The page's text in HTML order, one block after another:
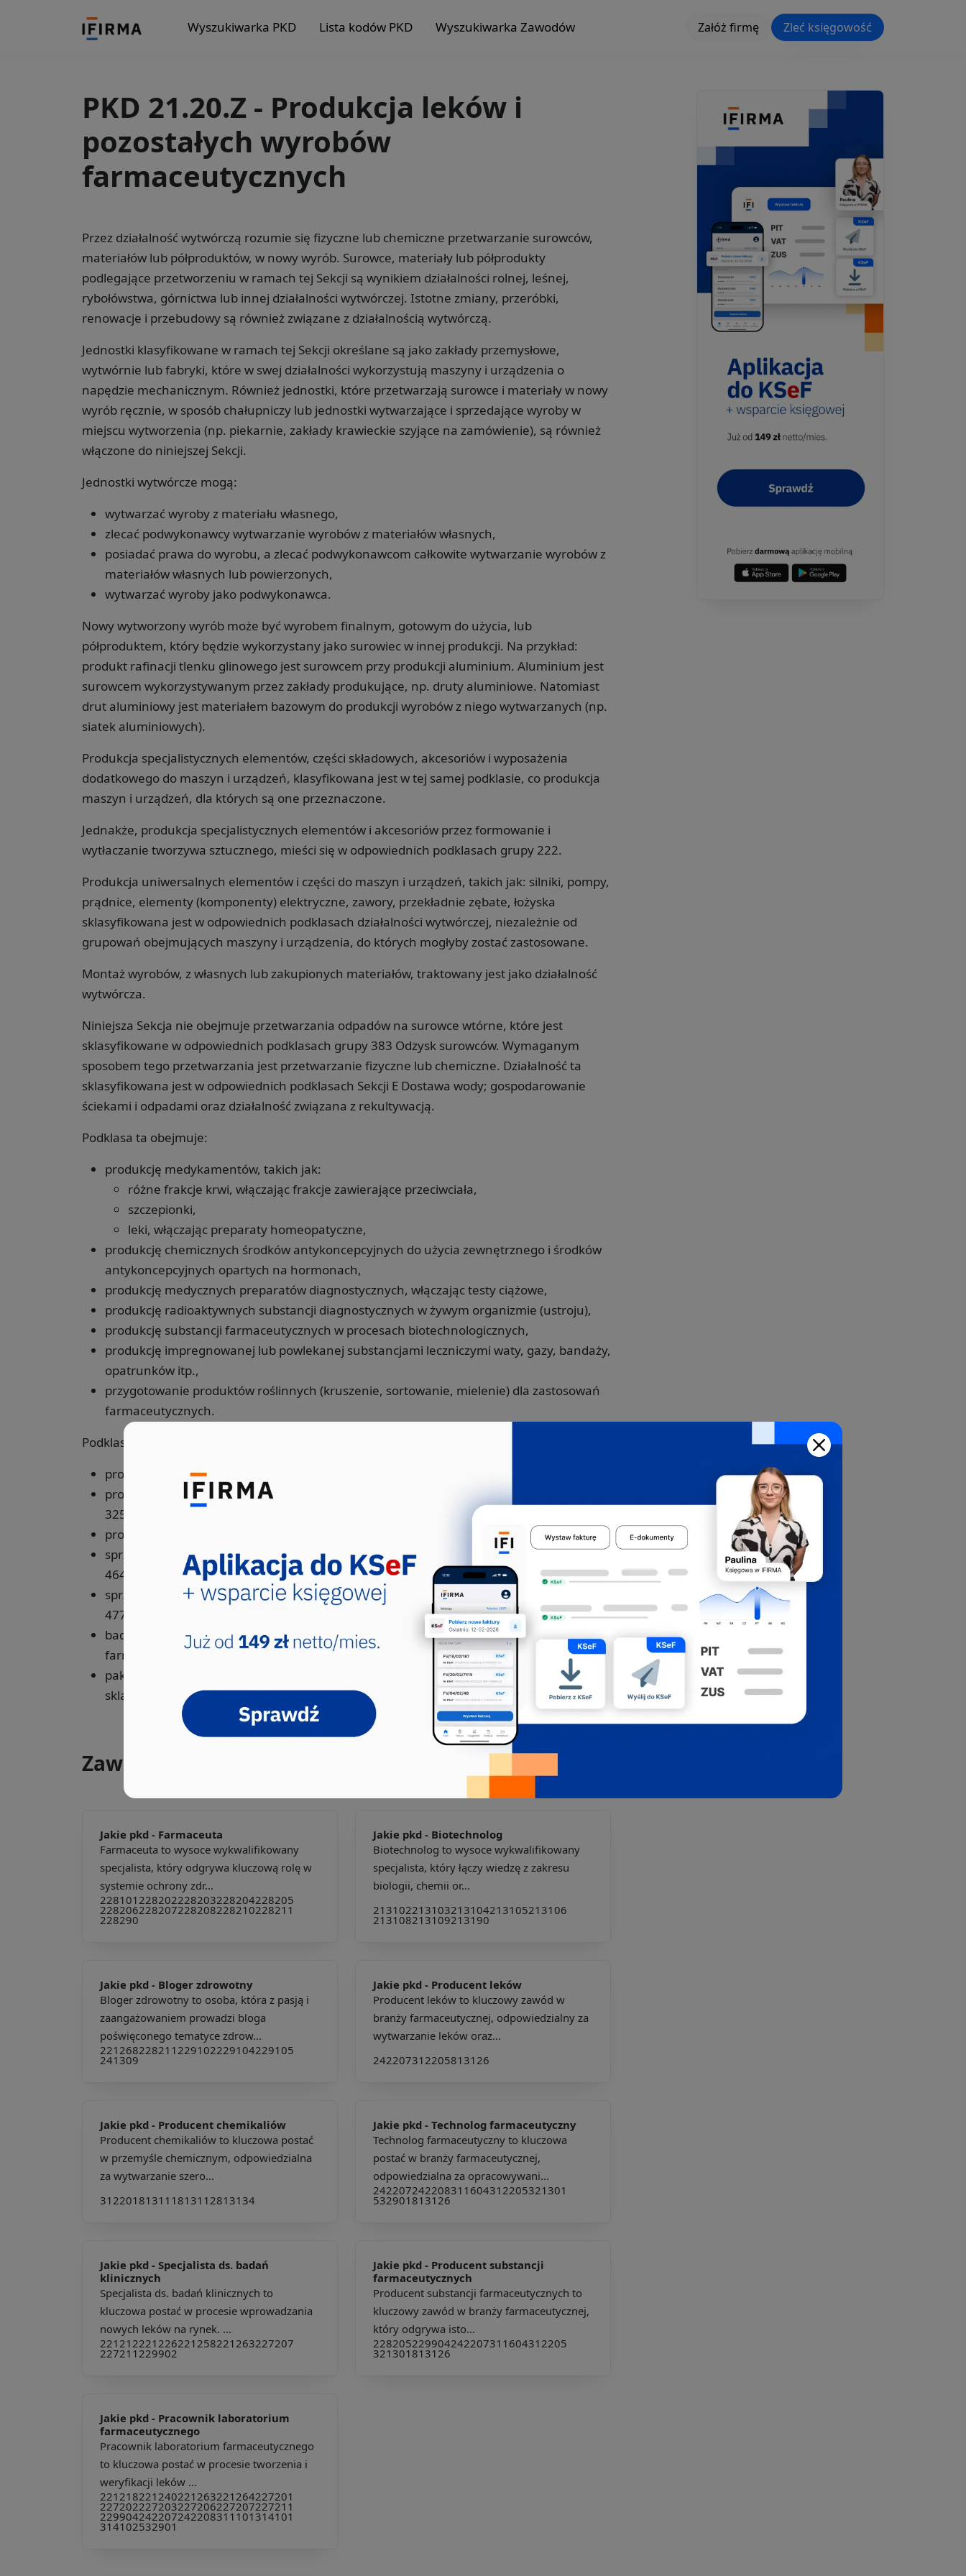
Wyszukiwarka PKD Lista kodów PKD Wyszukiwarka Zawodów Załóż firmę Zleć księgowość
PKD 21.20.Z - Produkcja leków i
pozostałych wyrobów
farmaceutycznych
Przez działalność wytwórczą rozumie się fizyczne lub chemiczne przetwarzanie surowców,
materiałów lub półproduktów, w nowy wyrób. Surowce, materiały lub półprodukty
podlegające przetworzeniu w ramach tej Sekcji są wynikiem działalności rolnej, leśnej,
rybołówstwa, górnictwa lub innej działalności wytwórczej. Istotne zmiany, przeróbki,
renowacje i przebudowy są również związane z działalnością wytwórczą.
Jednostki klasyfikowane w ramach tej Sekcji określane są jako zakłady przemysłowe,
wytwórnie lub fabryki, które w swej działalności wykorzystują maszyny i urządzenia o
napędzie mechanicznym. Również jednostki, które przetwarzają surowce i materiały w nowy
wyrób ręcznie, w sposób chałupniczy lub jednostki wytwarzające i sprzedające wyroby w
miejscu wytworzenia (np. piekarnie, zakłady krawieckie szyjące na zamówienie), są również
włączone do niniejszej Sekcji.
Jednostki wytwórcze mogą:
wytwarzać wyroby z materiału własnego,
zlecać podwykonawcy wytwarzanie wyrobów z materiałów własnych,
posiadać prawa do wyrobu, a zlecać podwykonawcom całkowite wytwarzanie wyrobów z
materiałów własnych lub powierzonych,
wytwarzać wyroby jako podwykonawca.
Nowy wytworzony wyrób może być wyrobem finalnym, gotowym do użycia, lub
półproduktem, który będzie wykorzystany jako surowiec w innej produkcji. Na przykład:
produkt rafinacji tlenku glinowego jest surowcem przy produkcji aluminium. Aluminium jest
surowcem wykorzystywanym przez zakłady produkujące, np. druty aluminiowe. Natomiast
drut aluminiowy jest materiałem bazowym do produkcji wyrobów z niego wytwarzanych (np.
siatek aluminiowych).
Produkcja specjalistycznych elementów, części składowych, akcesoriów i wyposażenia
dodatkowego do maszyn i urządzeń, klasyfikowana jest w tej samej podklasie, co produkcja
maszyn i urządzeń, dla których są one przeznaczone.
Jednakże, produkcja specjalistycznych elementów i akcesoriów przez formowanie i
wytłaczanie tworzywa sztucznego, mieści się w odpowiednich podklasach grupy 222.
Produkcja uniwersalnych elementów i części do maszyn i urządzeń, takich jak: silniki, pompy,
prądnice, elementy (komponenty) elektryczne, zawory, przekładnie zębate, łożyska
sklasyfikowana jest w odpowiednich podklasach działalności wytwórczej, niezależnie od
grupowań obejmujących maszyny i urządzenia, do których mogłyby zostać zastosowane.
Montaż wyrobów, z własnych lub zakupionych materiałów, traktowany jest jako działalność
wytwórcza.
Niniejsza Sekcja nie obejmuje przetwarzania odpadów na surowce wtórne, które jest
sklasyfikowane w odpowiednich podklasach grupy 383 Odzysk surowców. Wymaganym
sposobem tego przetwarzania jest przetwarzanie fizyczne lub chemiczne. Działalność ta
sklasyfikowana jest w odpowiednich podklasach Sekcji E Dostawa wody; gospodarowanie
ściekami i odpadami oraz działalność związana z rekultywacją.
Podklasa ta obejmuje:
produkcję medykamentów, takich jak:
różne frakcje krwi, włączając frakcje zawierające przeciwciała,
szczepionki,
leki, włączając preparaty homeopatyczne,
produkcję chemicznych środków antykoncepcyjnych do użycia zewnętrznego i środków
antykoncepcyjnych opartych na hormonach,
produkcję medycznych preparatów diagnostycznych, włączając testy ciążowe,
produkcję radioaktywnych substancji diagnostycznych w żywym organizmie (ustroju),
produkcję substancji farmaceutycznych w procesach biotechnologicznych,
produkcję impregnowanej lub powlekanej substancjami leczniczymi waty, gazy, bandaży,
opatrunków itp.,
przygotowanie produktów roślinnych (kruszenie, sortowanie, mielenie) dla zastosowań
farmaceutycznych.
Podklasa ta nie obejmuje:
produkcji herbat ziołowych (mięty, werbeny, rumianku itp.), sklasyfikowanej w 1083Z,
produkcji wypełniaczy dentystycznych oraz cementu dentystycznego, sklasyfikowanej w
3250Z,
produkcji prześcieradeł chirurgicznych, sklasyfikowanej w 3250Z,
sprzedaży hurtowej wyrobów farmaceutycznych i medycznych, sklasyfikowanej w
4646Z,
sprzedaży detalicznej wyrobów farmaceutycznych i medycznych, sklasyfikowanej w
4773Z,
badań naukowych i prac rozwojowych w zakresie biotechnologii dotyczących substancji
farmaceutycznych, sklasyfikowanych w 7211Z,
pakowania wyrobów farmaceutycznych i medycznych wykonywanego na zlecenie,
sklasyfikowanego w 8292Z.
Zawody, które wybierały PKD 21.20.Z
Jakie pkd - Farmaceuta
Farmaceuta to wysoce wykwalifikowany
specjalista, który odgrywa kluczową rolę w
systemie ochrony zdr...
228101 228202228203228204228205
228206228207228208228210228211
228290
Jakie pkd - Biotechnolog
Biotechnolog to wysoce wykwalifikowany
specjalista, który łączy wiedzę z zakresu
biologii, chemii or...
213102213103213104213105213106
213108213109213190
Jakie pkd - Bloger zdrowotny
Bloger zdrowotny to osoba, która z pasją i
zaangażowaniem prowadzi bloga
poświęconego tematyce zdrow...
221268228211 229102229104229105
241309
Jakie pkd - Producent leków
Producent leków to kluczowy zawód w
branży farmaceutycznej, odpowiedzialny za
wytwarzanie leków oraz...
242207312205813126
Jakie pkd - Producent chemikaliów
Producent chemikaliów to kluczowa postać
w przemyśle chemicznym, odpowiedzialna
za wytwarzanie szero...
312201813111813112813134
Jakie pkd - Technolog farmaceutyczny
Technolog farmaceutyczny to kluczowa
postać w branży farmaceutycznej,
odpowiedzialna za opracowywani...
242207242208311604312205321301
532901813126
Jakie pkd - Specjalista ds. badań
klinicznych
Specjalista ds. badań klinicznych to
kluczowa postać w procesie wprowadzania
nowych leków na rynek. ...
221212221226221258221263227207
227211 229902
Jakie pkd - Producent substancji
farmaceutycznych
Producent substancji farmaceutycznych to
kluczowy zawód w branży farmaceutycznej,
który odgrywa isto...
228205229904242207311604312205
321301813126
Jakie pkd - Pracownik laboratorium
farmaceutycznego
Pracownik laboratorium farmaceutycznego
to kluczowa postać w procesie tworzenia i
weryfikacji leków ...
221218221240221263221264227201
227202227203227206227207227211
229904242207242208311101314101
314102532901